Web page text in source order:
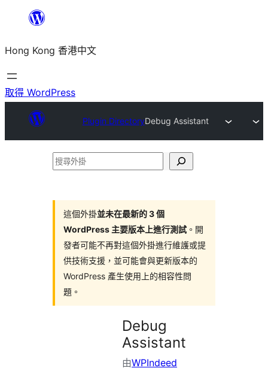
主
要
內
Hong Kong 香港中文
取得 WordPress
Plugin DirectoryDebug Assistant
搜
這個外掛並未在最新的 3 個
WordPress 主要版本上進行測試 。開
發者可能不再對這個外掛進行維護或提
供技術支援，並可能會與更新版本的
WordPress 產生使用上的相容性問
題。
Debug
Assistant
由WPIndeed